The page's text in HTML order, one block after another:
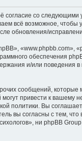
со следующими
всё возможное, чтобы
обновления/
«www.phpbb.com»,
обеспечения
и/или поведения
сообщений,
привести к вашему
политики. Вы
вы согласны с тем,
ни phpBB